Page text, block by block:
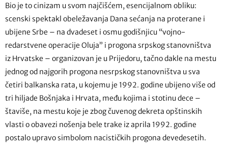
Bio je to cinizam u svom najčišćem, esencijalnom obliku:
scenski spektakl obeležavanja Dana sećanja na proterane i
ubijene Srbe – na dvadeset i osmu godišnjicu “vojno-
redarstvene operacije Oluja” i progona srpskog stanovništva
iz Hrvatske – organizovan je u Prijedoru, tačno dakle na mestu
jednog od najgorih progona nesrpskog stanovništva u sva
četiri balkanska rata, u kojemu je 1992. godine ubijeno više od
tri hiljade Bošnjaka i Hrvata, među kojima i stotinu dece –
štaviše, na mestu koje je zbog čuvenog dekreta opštinskih
vlasti o obavezi nošenja bele trake iz aprila 1992. godine
postalo upravo simbolom nacističkih progona devedesetih.